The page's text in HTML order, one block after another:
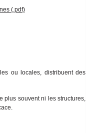
(.pdf)
ou locales, distribuent des
plus souvent ni les structures,